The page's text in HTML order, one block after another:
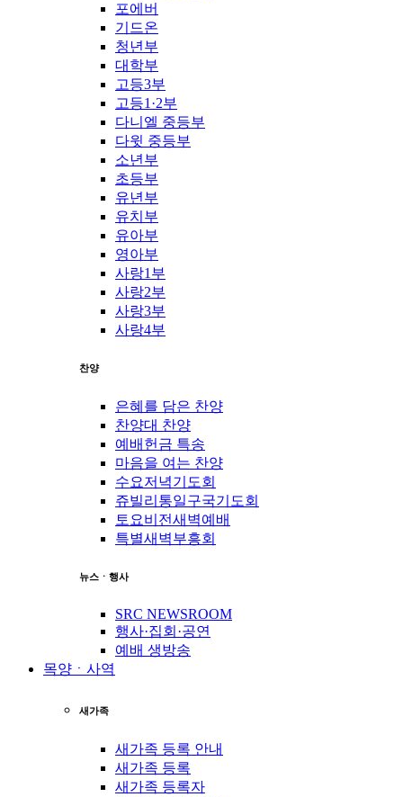
포에버
기드온
청년부
대학부
고등3부
고등1·2부
다니엘 중등부
다윗 중등부
소년부
초등부
유년부
유치부
유아부
영아부
사랑1부
사랑2부
사랑3부
사랑4부
찬양
은혜를 담은 찬양
찬양대 찬양
예배헌금 특송
마음을 여는 찬양
수요저녁기도회
쥬빌리통일구국기도회
토요비전새벽예배
특별새벽부흥회
뉴스ㆍ행사
SRC NEWSROOM
행사·집회·공연
예배 생방송
목양ㆍ사역
새가족
새가족 등록 안내
새가족 등록
새가족 등록자